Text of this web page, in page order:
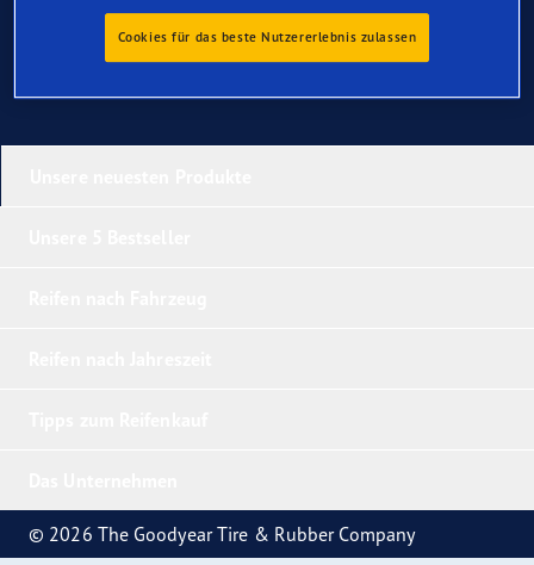
Kontaktieren Sie uns
© 2026 The Goodyear Tire & Rubber Company
Cookies für das beste Nutzererlebnis zulassen